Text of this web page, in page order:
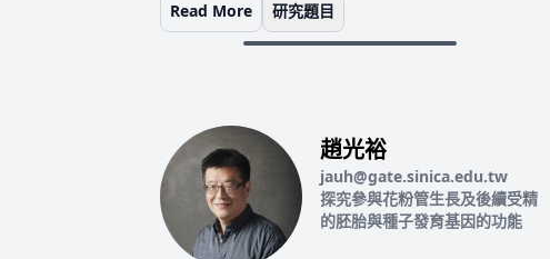
Read More 研究題目
趙光裕
jauh@gate.sinica.edu.tw
探究參與花粉管生長及後續受精
的胚胎與種子發育基因的功能